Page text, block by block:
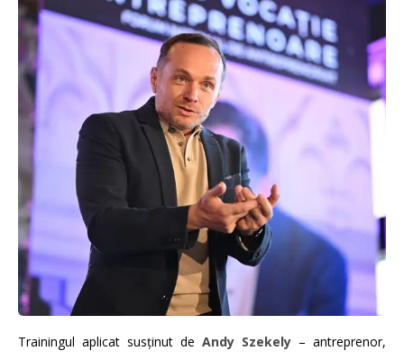
Trainingul aplicat susținut de Andy Szekely – antreprenor,